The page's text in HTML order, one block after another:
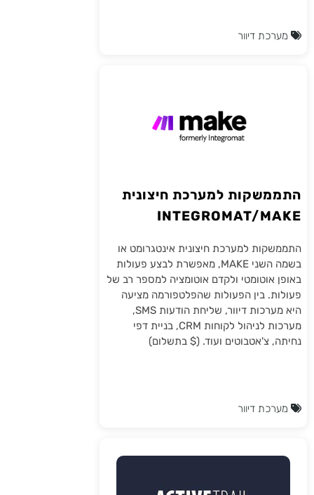
מערכת דיוור
התממשקות למערכת חיצונית
INTEGROMAT/MAKE
התממשקות למערכת חיצונית אינטגרומט או
בשמה השני MAKE, מאפשרת לבצע פעולות
באופן אוטומטי ולקדם אוטומציה למספר רב של
פעולות. בין הפעולות שהפלטפורמה מציעה
היא מערכות דיוור, שליחת הודעות SMS,
מערכות לניהול לקוחות CRM, בניית דפי
נחיתה, צ'אטבוטים ועוד. ($ בתשלום)
מערכת דיוור